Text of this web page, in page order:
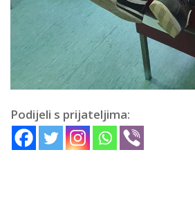
Podijeli s prijateljima: